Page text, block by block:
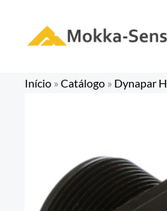
Início » Catálogo » Dynapar H